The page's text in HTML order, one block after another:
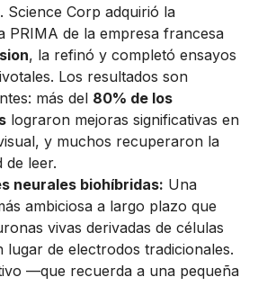
Science Corp adquirió la
PRIMA de la empresa francesa
, la refinó y completó ensayos
Los resultados son
más del 80% de los
lograron mejoras significativas en
y muchos recuperaron la
de leer.
neurales biohíbridas: Una
ambiciosa a largo plazo que
vivas derivadas de células
lugar de electrodos tradicionales.
—que recuerda a una pequeña